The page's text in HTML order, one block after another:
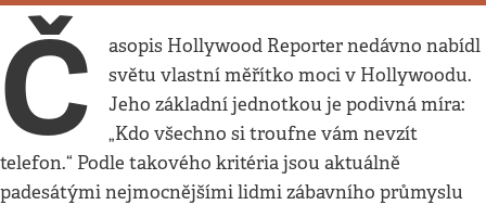
Č
asopis Hollywood Reporter nedávno nabídl
světu vlastní měřítko moci v Hollywoodu.
Jeho základní jednotkou je podivná míra:
„Kdo všechno si troufne vám nevzít
telefon.“ Podle takového kritéria jsou aktuálně
padesátými nejmocnějšími lidmi zábavního průmyslu